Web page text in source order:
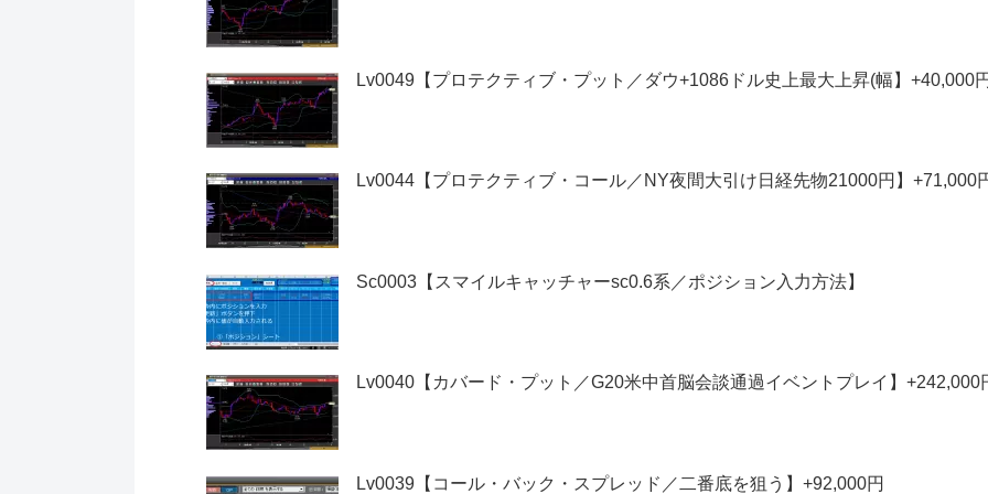
Lv0049【プロテクティブ・プット／ダウ+1086ドル史上最大上昇(幅】+40,000円
Lv0044【プロテクティブ・コール／NY夜間大引け日経先物21000円】+71,000
Sc0003【スマイルキャッチャーsc0.6系／ポジション入力方法】
Lv0040【カバード・プット／G20米中首脳会談通過イベントプレイ】+242,000
Lv0039【コール・バック・スプレッド／二番底を狙う】+92,000円